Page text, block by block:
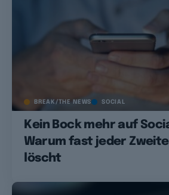
BREAK/THE NEWS SOCIAL
Kein Bock mehr auf
Warum fast jeder
löscht